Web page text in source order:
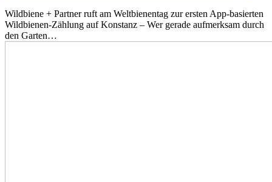
Wildbiene + Partner ruft am Weltbienentag zur ersten App-basierten
Wildbienen-Zählung auf Konstanz – Wer gerade aufmerksam durch
den Garten…